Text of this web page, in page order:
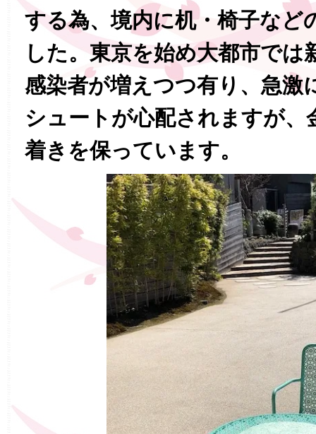
する為、境内に机・椅子など
した。東京を始め大都市では
感染者が増えつつ有り、急激
シュートが心配されますが、
着きを保っています。